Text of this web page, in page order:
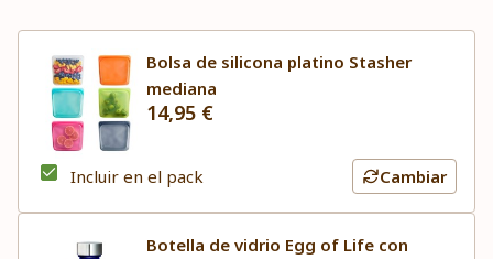
Bolsa de silicona platino Stasher
mediana
14,95 €
Incluir en el pack Cambiar
Botella de vidrio Egg of Life con